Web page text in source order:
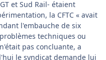
et Sud Rail- étaient
la CFTC « avait
l'embauche de six
techniques ou
pas concluante, a
le syndicat demande lui